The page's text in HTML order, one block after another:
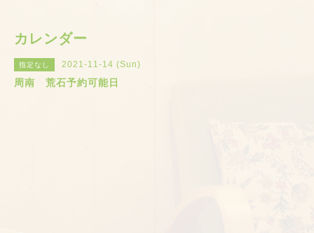
カレンダー
指定なし 2021-11-14 (Sun)
周南 荒石予約可能日